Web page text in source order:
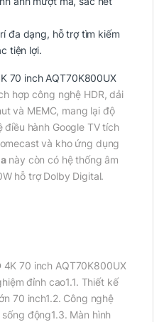
đa dạng, hỗ trợ tìm kiếm
tiện lợi.
70 inch AQT70K800UX
hợp công nghệ HDR, dải
và MEMC, mang lại độ
điều hành Google TV tích
và kho ứng dụng
này còn có hệ thống âm
hỗ trợ Dolby Digital.
4K 70 inch AQT70K800UX
đỉnh cao1.1. Thiết kế
70 inch1.2. Công nghệ
động1.3. Màn hình